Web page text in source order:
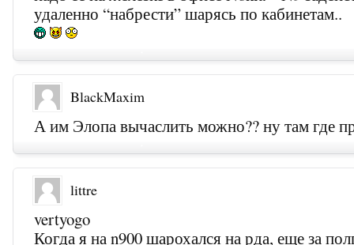
удаленно “набрести” шарясь по кабинетам..
BlackMaxim
А им Элопа вычаслить можно?? ну там где
littre
vertyogo
Когда я на n900 шарохался на рда, еще за